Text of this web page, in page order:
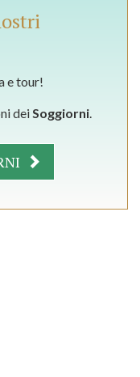
e tour!
deiSoggiorni.